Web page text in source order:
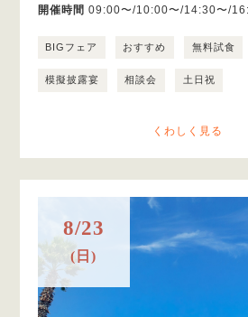
開催時間 09:00〜/10:00〜/14:30〜/
BIGフェア おすすめ 無料試食
模擬披露宴 相談会 土日祝
くわしく見る
8/23
(日)